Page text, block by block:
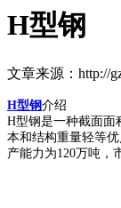
H型钢
文章来源：http://
H型钢介绍
H型钢是一种截面面
本和结构重量轻等
产能力为120万吨，